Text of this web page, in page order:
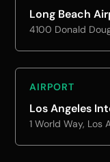
Long Beach
4100 Donald
AIRPORT
Los Angeles
1 World Way, Los